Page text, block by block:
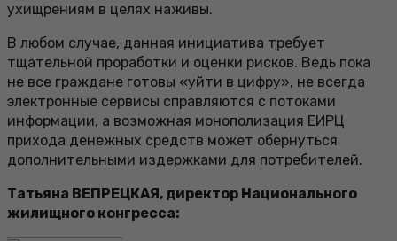
ухищрениям в целях наживы.
В любом случае, данная инициатива требует
тщательной проработки и оценки рисков. Ведь пока
не все граждане готовы «уйти в цифру», не всегда
электронные сервисы справляются с потоками
информации, а возможная монополизация ЕИРЦ
прихода денежных средств может обернуться
дополнительными издержками для потребителей.
Татьяна ВЕПРЕЦКАЯ, директор Национального
жилищного конгресса: